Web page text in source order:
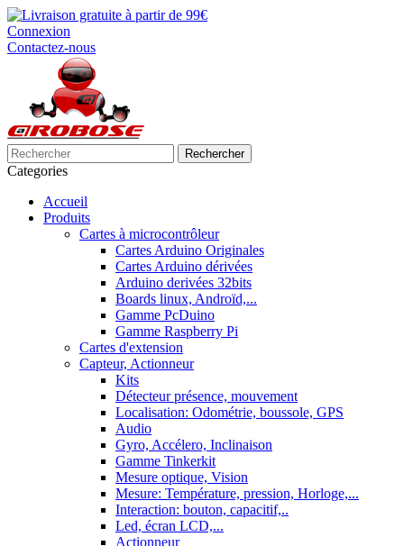
Connexion
Contactez-nous
Rechercher
Categories
Accueil
Produits
Cartes à microcontrôleur
Cartes Arduino Originales
Cartes Arduino dérivées
Arduino derivées 32bits
Boards linux, Androïd,...
Gamme PcDuino
Gamme Raspberry Pi
Cartes d'extension
Capteur, Actionneur
Kits
Détecteur présence, mouvement
Localisation: Odométrie, boussole, GPS
Audio
Gyro, Accélero, Inclinaison
Gamme Tinkerkit
Mesure optique, Vision
Mesure: Température, pression, Horloge,...
Interaction: bouton, capacitif,..
Led, écran LCD,...
Actionneur